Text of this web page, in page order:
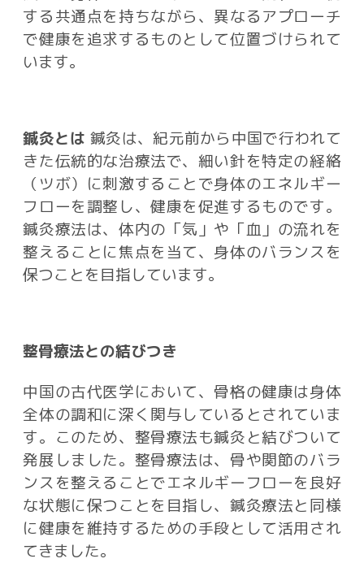
する共通点を持ちながら、異なるアプローチ
で健康を追求するものとして位置づけられて
います。
鍼灸とは 鍼灸は、紀元前から中国で行われて
きた伝統的な治療法で、細い針を特定の経絡
（ツボ）に刺激することで身体のエネルギー
フローを調整し、健康を促進するものです。
鍼灸療法は、体内の「気」や「血」の流れを
整えることに焦点を当て、身体のバランスを
保つことを目指しています。
整骨療法との結びつき
中国の古代医学において、骨格の健康は身体
全体の調和に深く関与しているとされていま
す。このため、整骨療法も鍼灸と結びついて
発展しました。整骨療法は、骨や関節のバラ
ンスを整えることでエネルギーフローを良好
な状態に保つことを目指し、鍼灸療法と同様
に健康を維持するための手段として活用され
てきました。